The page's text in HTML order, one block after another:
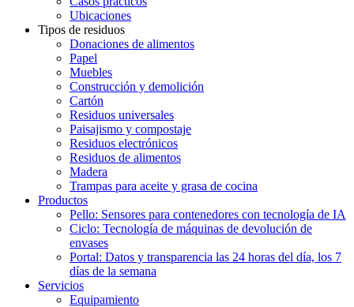
Ubicaciones
Tipos de residuos
Donaciones de alimentos
Papel
Muebles
Construcción y demolición
Cartón
Residuos universales
Paisajismo y compostaje
Residuos electrónicos
Residuos de alimentos
Madera
Trampas para aceite y grasa de cocina
Productos
Pello: Sensores para contenedores con tecnología de IA
Ciclo: Tecnología de máquinas de devolución de
envases
Portal: Datos y transparencia las 24 horas del día, los 7
días de la semana
Servicios
Equipamiento